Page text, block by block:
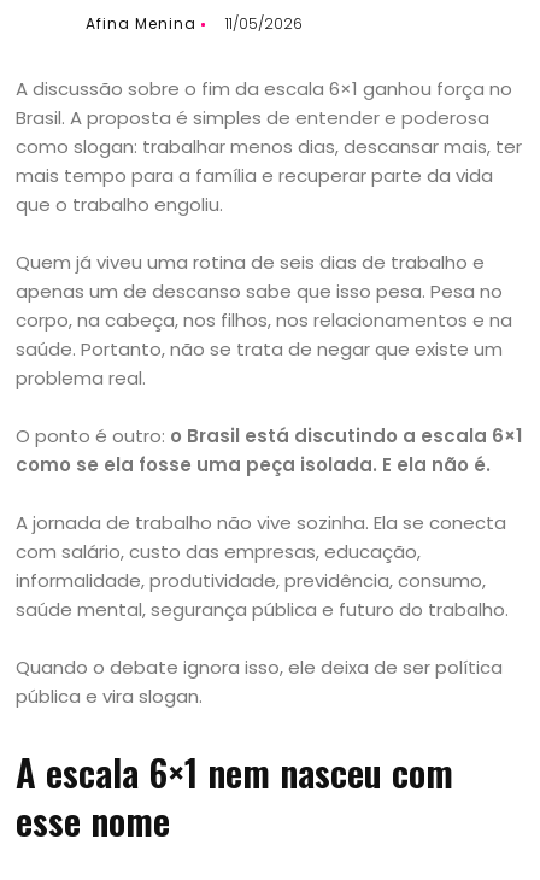
Afina Menina 11/05/2026
A discussão sobre o fim da escala 6×1 ganhou força no
Brasil. A proposta é simples de entender e poderosa
como slogan: trabalhar menos dias, descansar mais, ter
mais tempo para a família e recuperar parte da vida
que o trabalho engoliu.
Quem já viveu uma rotina de seis dias de trabalho e
apenas um de descanso sabe que isso pesa. Pesa no
corpo, na cabeça, nos filhos, nos relacionamentos e na
saúde. Portanto, não se trata de negar que existe um
problema real.
O ponto é outro: o Brasil está discutindo a escala 6×1
como se ela fosse uma peça isolada. E ela não é.
A jornada de trabalho não vive sozinha. Ela se conecta
com salário, custo das empresas, educação,
informalidade, produtividade, previdência, consumo,
saúde mental, segurança pública e futuro do trabalho.
Quando o debate ignora isso, ele deixa de ser política
pública e vira slogan.
A escala 6×1 nem nasceu com
esse nome